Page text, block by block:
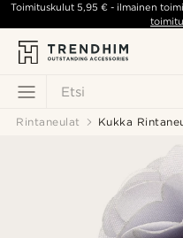
Etsi
Toimituskulut5,95 € - ilmainen
Rintaneulat Kukka